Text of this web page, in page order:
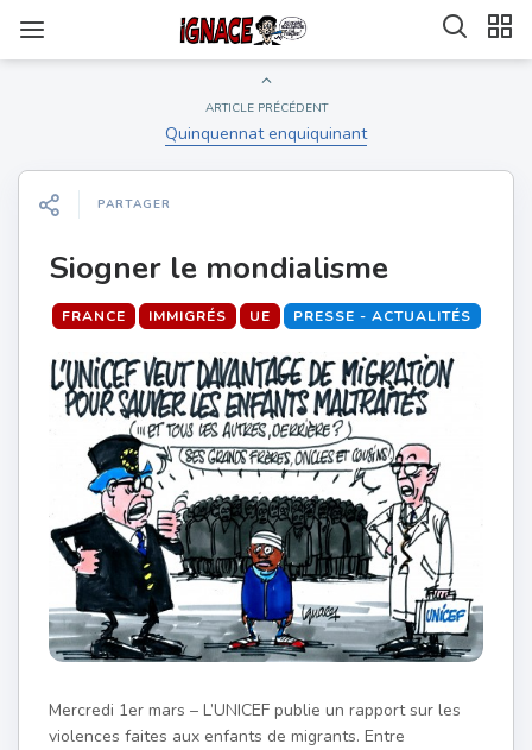
ARTICLE PRÉCÉDENT
Quinquennat enquiquinant
PARTAGER
Siogner le mondialisme
FRANCE IMMIGRÉS UE PRESSE - ACTUALITÉS
Mercredi 1er mars – L’UNICEF publie un rapport sur les
violences faites aux enfants de migrants. Entre